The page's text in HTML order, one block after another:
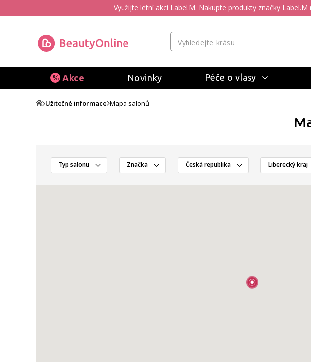
Využijte letní akci Label.M. Nakupte produkty značky Label.M
Akce Novinky Péče o vlasy
Užitečné informace Mapa salonů
Typ salonu Značka Česká republika Liberecký kraj
3